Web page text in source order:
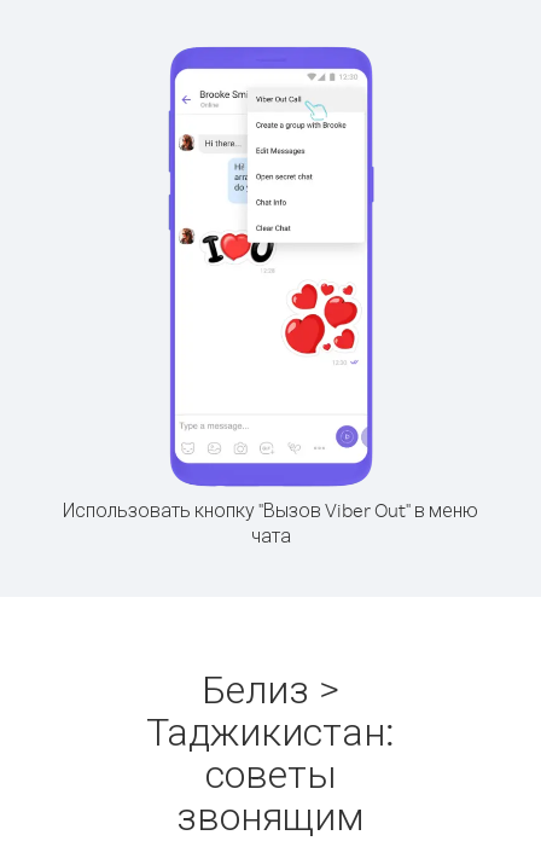
Использовать кнопку "Вызов Viber Out" в меню
чата
Белиз >
Таджикистан:
советы
звонящим